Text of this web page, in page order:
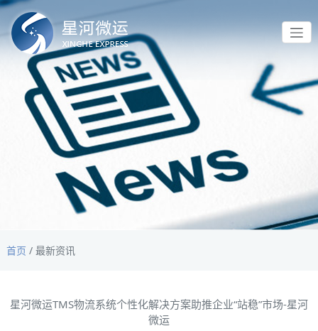
首页 / 最新资讯
星河微运TMS物流系统个性化解决方案助推企业“站稳”市场-星河
微运